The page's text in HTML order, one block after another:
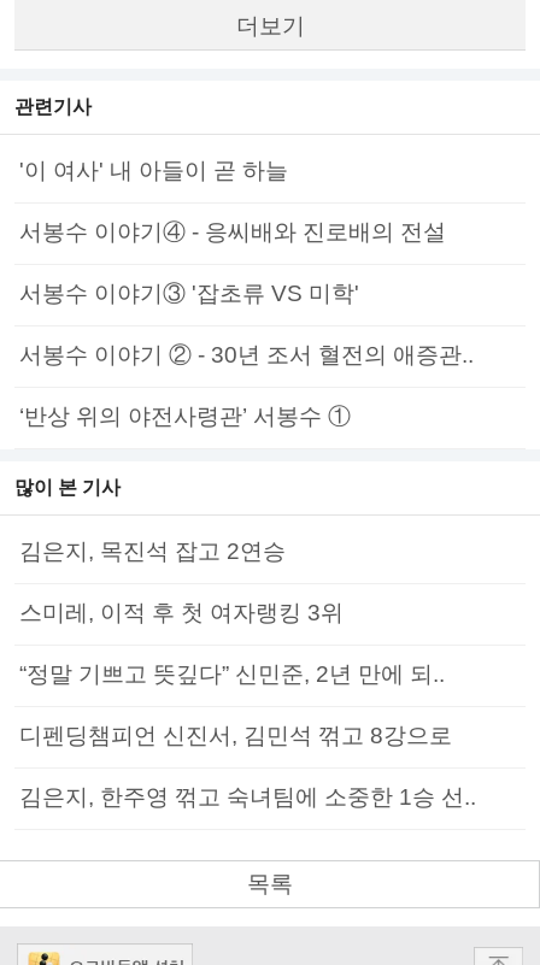
더보기
관련기사
'이 여사' 내 아들이 곧 하늘
서봉수 이야기④ - 응씨배와 진로배의 전설
서봉수 이야기③ '잡초류 VS 미학'
서봉수 이야기 ② - 30년 조서 혈전의 애증관..
‘반상 위의 야전사령관’ 서봉수 ①
많이 본 기사
김은지, 목진석 잡고 2연승
스미레, 이적 후 첫 여자랭킹 3위
“정말 기쁘고 뜻깊다” 신민준, 2년 만에 되..
디펜딩챔피언 신진서, 김민석 꺾고 8강으로
김은지, 한주영 꺾고 숙녀팀에 소중한 1승 선..
목록